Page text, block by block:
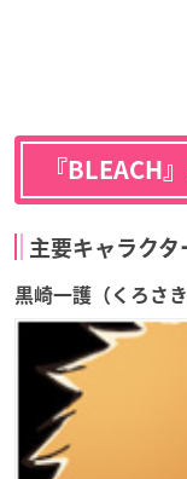
『BLEACH
主要キャラクタ
黒崎一護（くろさき